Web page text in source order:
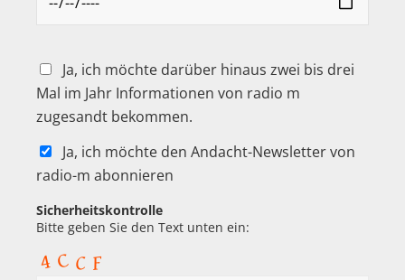
Ja, ich möchte darüber hinaus zwei bis drei
Mal im Jahr Informationen von radio m
zugesandt bekommen.
Ja, ich möchte den Andacht-Newsletter von
radio-m abonnieren
Sicherheitskontrolle
Bitte geben Sie den Text unten ein: